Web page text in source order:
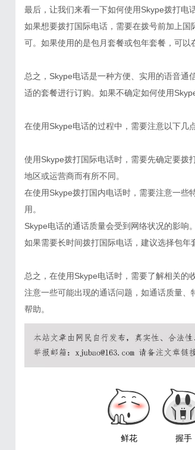
最后，让我们来看一下如何使用Skype拨打电
如果想要拨打国际电话，需要在拨号前加上
可。如果使用的是包月套餐或包年套餐，可以
总之，Skype电话是一种方便、实用的语音通
适的套餐进行订购。如果不确定如何使用
在使用Skype电话的过程中，需要注意以下几
使用Skype拨打国际电话时，需要先确定要拨
地区或运营商而有所不同。
在使用Skype拨打国内电话时，需要注意一些
用。
Skype电话的通话质量会受到网络状况的影响
如果需要长时间拨打国际电话，建议选择包年
总之，在使用Skype电话时，需要了解相关的
注意一些可能出现的通话问题，如通话质量
帮助。
鲜花 握手